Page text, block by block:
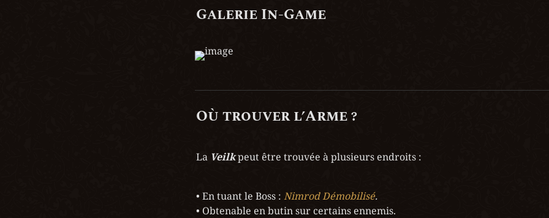
Galerie In-Game
Où trouver l’Arme ?
La Veilk peut être trouvée à plusieurs endroits :
• En tuant le Boss : Nimrod Démobilisé.
• Obtenable en butin sur certains ennemis.